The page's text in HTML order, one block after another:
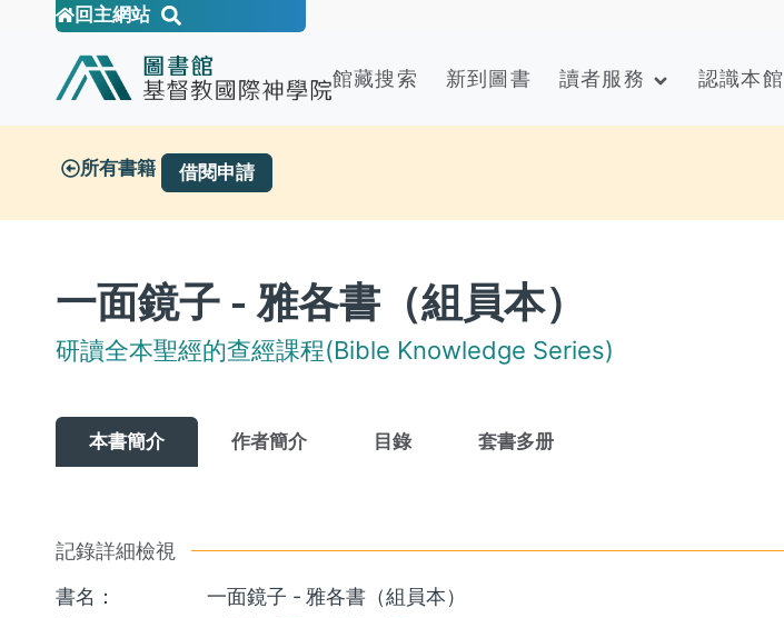
回主網站
館藏搜索 新到圖書 讀者服務 認識本館
所有書籍 借閱申請
一面鏡子 - 雅各書（組員本）
研讀全本聖經的查經課程(Bible Knowledge Series)
本書簡介 作者簡介 目錄 套書多册
記錄詳細檢視
書名：
一面鏡子 - 雅各書（組員本）